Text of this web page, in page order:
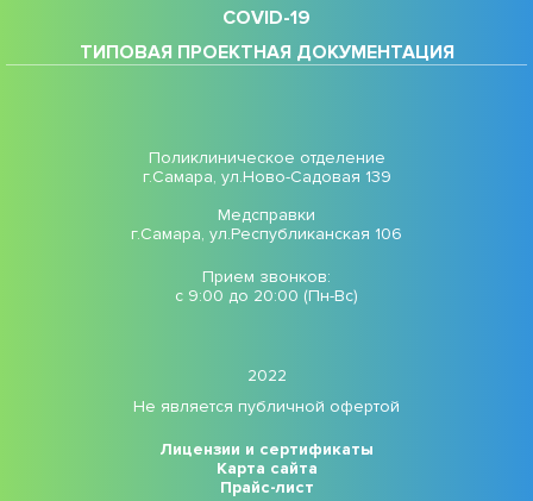
COVID-19
ТИПОВАЯ ПРОЕКТНАЯ ДОКУМЕНТАЦИЯ
Поликлиническое отделение
г.Самара, ул.Ново-Садовая 139
Медсправки
г.Самара, ул.Республиканская 106
Прием звонков:
с 9:00 до 20:00 (Пн-Вс)
2022
Не является публичной офертой
Лицензии и сертификаты
Карта сайта
Прайс-лист